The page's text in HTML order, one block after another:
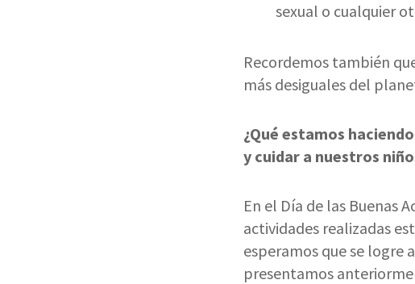
sexual o cualquier
Recordemos también
más desiguales del
¿Qué estamos
y cuidar a nuestros
En el Día de las Buenas
actividades realizadas
esperamos que se logre
presentamos